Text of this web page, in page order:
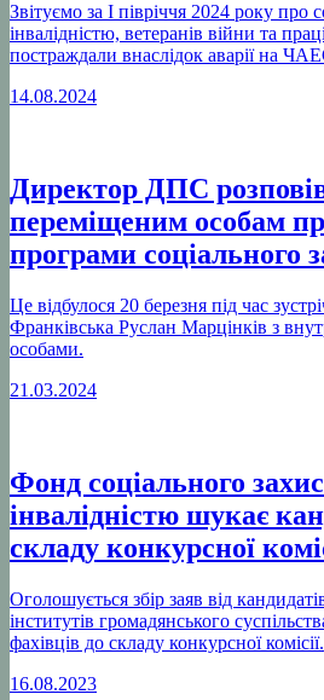
Звітуємо за І півріччя 2024 року про
інвалідністю, ветеранів війни та
постраждали внаслідок аварії на
14.08.2024
Директор ДПС
переміщеним особам
програми соціального
Це відбулося 20 березня під час
Франківська Руслан Марцінків з
особами.
21.03.2024
Фонд соціального
інвалідністю шукає
складу конкурсної
Оголошується збір заяв від
інститутів громадянського
фахівців до складу конкурсної комісії.
16.08.2023